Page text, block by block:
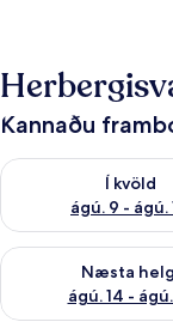
Kannaðu
Í kvöld
ágú. 9 - ágú.
Athuga framboð í
Næsta
ágú. 14 -
Athuga framboð